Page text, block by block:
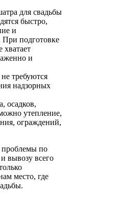
быстро,
и
подготовке
хватает
и
требуются
надзорных
осадков,
утепление,
ограждений,
проблемы по
вывозу всего
место, где